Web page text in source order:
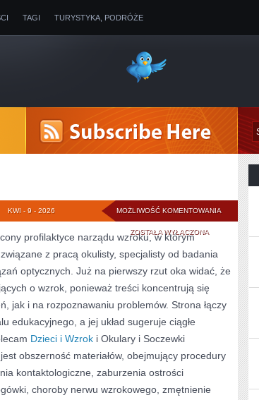
TAGI TURYSTYKA, PODRÓŻE
MOŻLIWOŚĆ KOMENTOWANIA PORADY
OKULISTY
ZOSTAŁA WYŁĄCZONA
KWI - 9 - 2026
profilaktyce narządu wzroku, w którym
z pracą okulisty, specjalisty od badania
optycznych. Już na pierwszy rzut oka widać, że
o wzrok, ponieważ treści koncentrują się
jak i na rozpoznawaniu problemów. Strona łączy
edukacyjnego, a jej układ sugeruje ciągłe
Dzieci i Wzrok i Okulary i Soczewki
obszerność materiałów, obejmujący procedury
kontaktologiczne, zaburzenia ostrości
choroby nerwu wzrokowego, zmętnienie